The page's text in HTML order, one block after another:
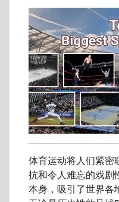
体育运动将人们紧密
抗和令人难忘的戏剧
本身，吸引了世界各